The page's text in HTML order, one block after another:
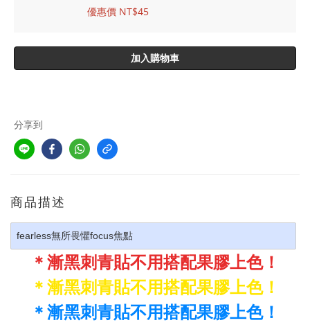
優惠價 NT$45
加入購物車
分享到
商品描述
fearless無所畏懼focus焦點
＊漸黑刺青貼不用搭配果膠上色！
＊漸黑刺青貼不用搭配果膠上色！
＊漸黑刺青貼不用搭配果膠上色！